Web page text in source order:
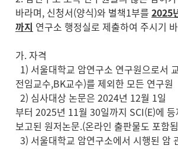
바라며, 신청서(양식)와 별책1부를 2025
까지 연구소 행정실로 제출하여 주시기
가. 자격
1) 서울대학교 암연구소 연구원으로서
전임교수,BK교수)를 제외한 모든 연구원
2) 심사대상 논문은 2024년 12월 1일
부터 2025년 11월 30일까지 SCI(E)에 등
보고된 원저논문.(온라인 출판물도 포함
3) 서울대학교 암연구소에서 시행된 암